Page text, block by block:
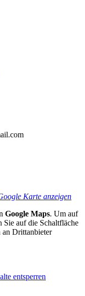
Karte anzeigen
Google Maps. Um auf
Sie auf die Schaltfläche
an Drittanbieter
entsperren